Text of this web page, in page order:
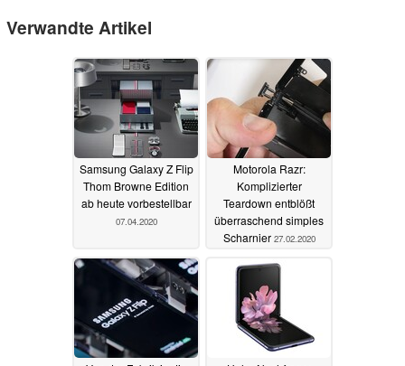
Verwandte Artikel
Samsung Galaxy Z Flip
Thom Browne Edition
ab heute vorbestellbar
07.04.2020
Motorola Razr:
Komplizierter
Teardown entblößt
überraschend simples
Scharnier 27.02.2020